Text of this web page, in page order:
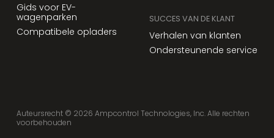
Gids voor EV-
wagenparken
Compatibele opladers
SUCCES VAN DE KLANT
Verhalen van klanten
Ondersteunende service
Auteursrecht © 2026 Ampcontrol Technologies, Inc. Alle rechten
voorbehouden